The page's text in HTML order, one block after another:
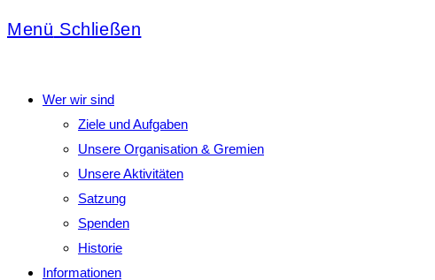
Menü Schließen
Wer wir sind
Ziele und Aufgaben
Unsere Organisation & Gremien
Unsere Aktivitäten
Satzung
Spenden
Historie
Informationen